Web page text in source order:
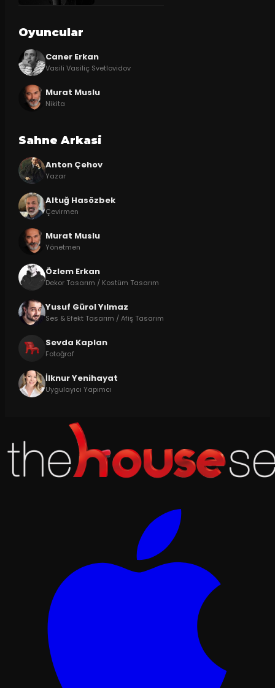
Oyuncular
Caner Erkan
Vasili Vasiliç Svetlovidov
Murat Muslu
Nikita
Sahne Arkasi
Anton Çehov
Yazar
Altuğ Hasözbek
Çevirmen
Murat Muslu
Yönetmen
Özlem Erkan
Dekor Tasarım / Kostüm Tasarım
Yusuf Gürol Yılmaz
Ses & Efekt Tasarım / Afiş Tasarım
Sevda Kaplan
Fotoğraf
İlknur Yenihayat
Uygulayıcı Yapımcı